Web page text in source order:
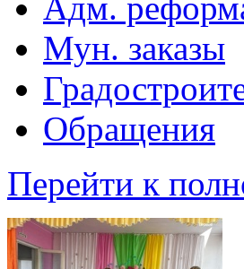
Мун. заказы
Обращения
Перейти к